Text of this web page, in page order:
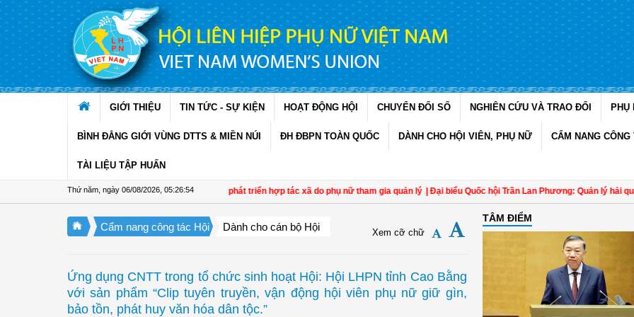
Truy cập nội dung luôn
GIỚI THIỆU TIN TỨC - SỰ KIỆN HOẠT ĐỘNG HỘI CHUYỂN ĐỔI SỐ NGHIÊN CỨU VÀ TRAO ĐỔI PHỤ
BÌNH ĐẲNG GIỚI VÙNG DTTS & MIỀN NÚI ĐH ĐBPN TOÀN QUỐC DÀNH CHO HỘI VIÊN, PHỤ NỮ CẨM NANG CÔNG
TÀI LIỆU TẬP HUẤN
Thứ năm, ngày 06/08/2026 05:26:54
Đề án 01 tạo chuyển biến tích cực trong phát triển hợp tác xã do phụ nữ tham gia quản lý | Đại biểu Quốc hội Trần Lan Phương: Quản lý hải
Cẩm nang công tác Hội Dành cho cán bộ Hội Xem cỡ chữ
Ứng dụng CNTT trong tổ chức sinh hoạt Hội: Hội LHPN tỉnh Cao Bằng
với sản phẩm “Clip tuyên truyền, vận động hội viên phụ nữ giữ gìn,
bảo tồn, phát huy văn hóa dân tộc.”
TÂM ĐIỂM